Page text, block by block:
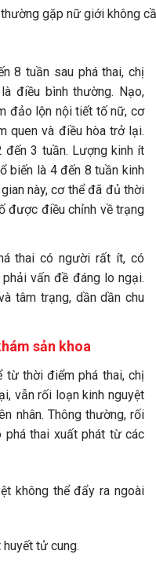
gặp nữ giới không
8 tuần sau phá thai, chị
điều bình thường. Nạo,
đảo lộn nội tiết tố nữ, cơ
quen và điều hòa trở lại.
đến 3 tuần. Lượng kinh ít
biến là 4 đến 8 tuần kinh
này, cơ thể đã đủ thời
được điều chỉnh về trạng
thai có người rất ít, có
vấn đề đáng lo ngại.
tâm trạng, dần dần chu
sản khoa
từ thời điểm phá thai, chị
vẫn rối loạn kinh nguyệt
nhân. Thông thường, rối
phá thai xuất phát từ các
không thể đẩy ra ngoài
tử cung.